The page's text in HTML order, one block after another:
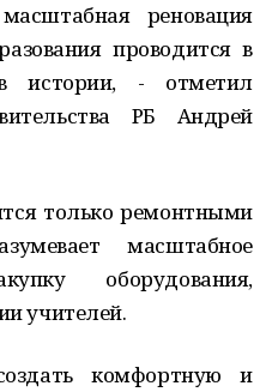
реновация
проводится в
истории, - отметил
РБ Андрей
только ремонтными
масштабное
оборудования,
учителей.
комфортную и